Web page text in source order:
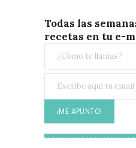
Todas las
recetas en tu e-